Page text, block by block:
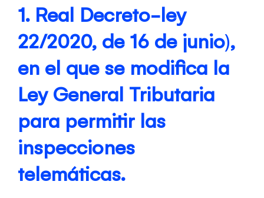
1. Real Decreto-ley
22/2020, de 16 de junio),
en el que se modifica la
Ley General Tributaria
para permitir las
inspecciones
telemáticas.